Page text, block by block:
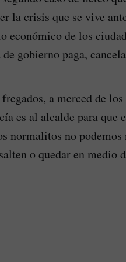
la crisis que se vive
económico de los
de gobierno paga,
a merced de
es al alcalde para que
normalitos no
o quedar en medio